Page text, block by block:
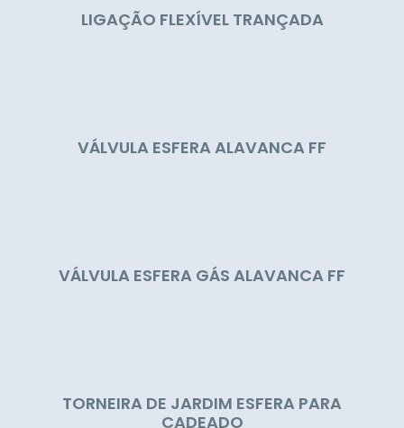
LIGAÇÃO FLEXÍVEL TRANÇADA
VÁLVULA ESFERA ALAVANCA FF
VÁLVULA ESFERA GÁS ALAVANCA FF
TORNEIRA DE JARDIM ESFERA PARA
CADEADO